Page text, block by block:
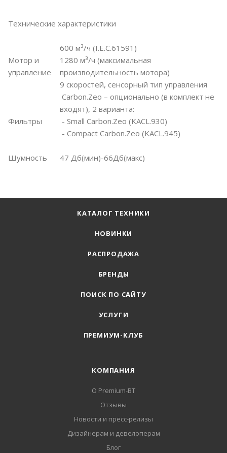
Технические характеристики
Мотор и
управление
600 м³/ч (I.E.C.61591)
1280 м³/ч (максимальная
производительность мотора)
9 скоростей, сенсорный тип управления
Фильтры
Carbon.Zeo – опционально (в комплект не
входят), 2 варианта:
- Small Carbon.Zeo (KACL.930)
- Compact Carbon.Zeo (KACL.945)
Шумность 47 Дб(мин)-66Дб(макс)
КАТАЛОГ ТЕХНИКИ
НОВИНКИ
РАСПРОДАЖА
БРЕНДЫ
ПОИСК ПО САЙТУ
УСЛУГИ
ПРЕМИУМ-КЛУБ
КОМПАНИЯ
О Premium-BT
Отзывы
Новости и пресс-релизы
Дизайнерам и девелоперам
Блог